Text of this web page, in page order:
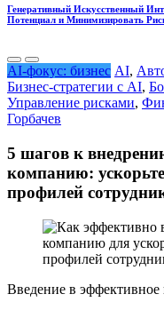
Генеративный Искусственный
Потенциал и Минимизировать
AI-фокус: бизнес AI,
Бизнес-стратегии с AI,
Управление рисками,
Горбачев
5 шагов к
компанию:
профилей
Введение в эффективное